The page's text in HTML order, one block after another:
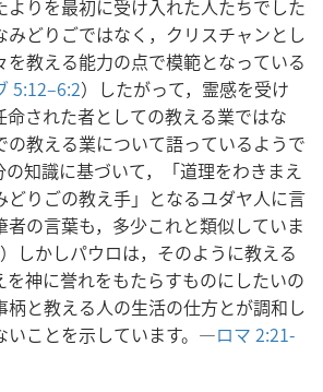
よりを最初に受け入れた人たちでした
みどりごではなく，クリスチャンとし
を教える能力の点で模範となっている
5:12–6:2）したがって，霊感を受け
命された者としての教える業ではな
の教える業について語っているようで
知識に基づいて，「道理をわきまえ
どりごの教え手」となるユダヤ人に言
者の言葉も，多少これと類似していま
）しかしパウロは，そのように教える
神に誉れをもたらすものにしたいの
柄と教える人の生活の仕方とが調和し
いことを示しています。―ロマ 2:21-